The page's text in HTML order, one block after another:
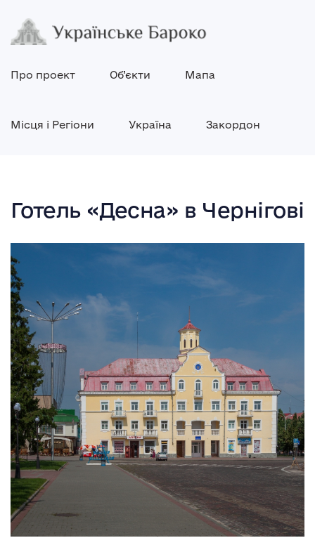
Про проект Об’єкти Мапа
Місця і Регіони Україна Закордон
Готель «Десна» в Чернігові